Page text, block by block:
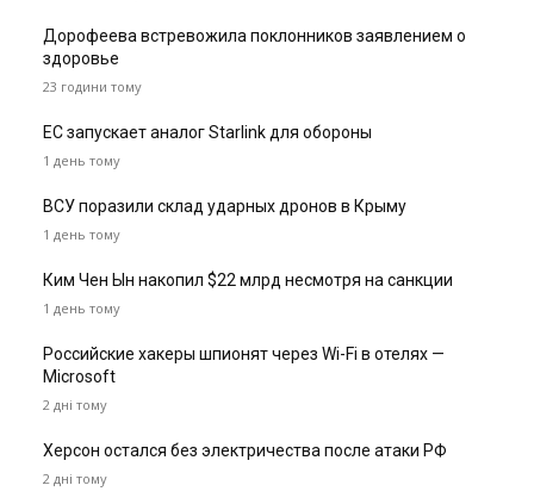
Дорофеева встревожила поклонников заявлением о
здоровье
23 години тому
ЕС запускает аналог Starlink для обороны
1 день тому
ВСУ поразили склад ударных дронов в Крыму
1 день тому
Ким Чен Ын накопил $22 млрд несмотря на санкции
1 день тому
Российские хакеры шпионят через Wi-Fi в отелях —
Microsoft
2 дні тому
Херсон остался без электричества после атаки РФ
2 дні тому